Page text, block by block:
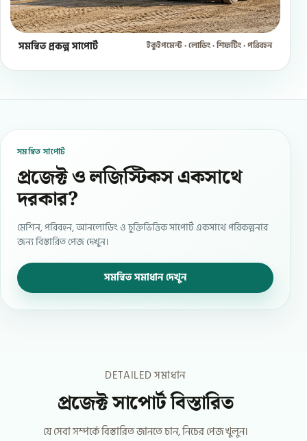
সমন্বিত প্রকল্প সাপোর্ট ইকুইপমেন্ট · লোডিং · শিফটিং · পরিবহন
সমন্বিত সাপোর্ট
প্রজেক্ট ও লজিস্টিকস একসাথে
দরকার?
মেশিন, পরিবহন, আনলোডিং ও চুক্তিভিত্তিক সাপোর্ট একসাথে পরিকল্পনার
জন্য বিস্তারিত পেজ দেখুন।
সমন্বিত সমাধান দেখুন
DETAILED সমাধান
প্রজেক্ট সাপোর্ট বিস্তারিত
যে সেবা সম্পর্কে বিস্তারিত জানতে চান, নিচের পেজ খুলুন।